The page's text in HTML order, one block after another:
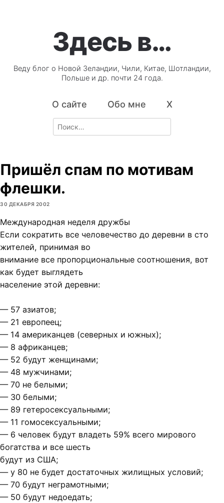
Здесь в…
Веду блог о Новой Зеландии, Чили, Китае, Шотландии,
Польше и др. почти 24 года.
О сайте Обо мне X
Search
for:
Пришёл спам по мотивам
флешки.
30 ДЕКАБРЯ 2002
Международная неделя дружбы
Если сократить все человечество до деревни в сто
жителей, принимая во
внимание все пропорциональные соотношения, вот
как будет выглядеть
население этой деревни:
— 57 азиатов;
— 21 европеец;
— 14 американцев (северных и южных);
— 8 африканцев;
— 52 будут женщинами;
— 48 мужчинами;
— 70 не белыми;
— 30 белыми;
— 89 гетеросексуальными;
— 11 гомосексуальными;
— 6 человек будут владеть 59% всего мирового
богатства и все шесть
будут из США;
— у 80 не будет достаточных жилищных условий;
— 70 будут неграмотными;
— 50 будут недоедать;